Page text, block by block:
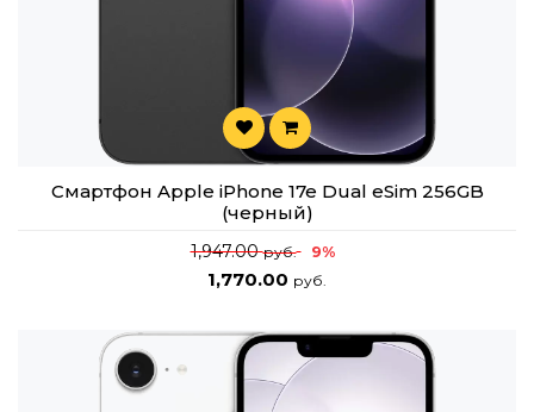
Смартфон Apple iPhone 17e Dual eSim 256GB
(черный)
1,947.00руб. 9%
1,770.00 руб.